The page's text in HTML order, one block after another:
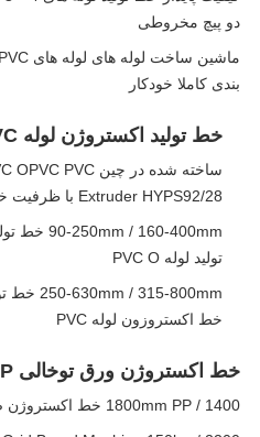
دو پیچ مخروطی
بندی کاملا خودکار
خط تولید اکستروژن لوله O-PVC
Extruder HYPS92/28 با ظرفیت خروجی بالا و قدرت کمتر
تولید لوله PVC O
خط اکستروزون لوله PVC
خط اکستروژن ورق توخالی PP
1400 / 1800mm PP خط اکستروژن صفحه گیت هول